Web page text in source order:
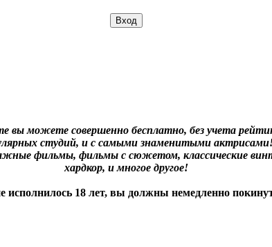
можете совершенно бесплатно, без учета
студий, и с самыми знаменитыми
фильмы, фильмы с сюжетом, классические
хардкор, и многое другое!
исполнилось 18 лет, вы должны немедленно